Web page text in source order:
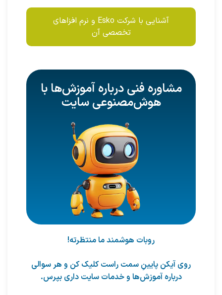
آشنایی با شرکت Esko و نرم افزاهای
تخصصی آن
مشاوره فنی درباره آموزش‌ها با
هوش‌مصنوعی سایت
روبات هوشمند ما منتظرته!
روی آیکن پایینِ سمت راست کلیک کن و هر سوالی
درباره آموزش‌ها و خدمات سایت داری بپرس.